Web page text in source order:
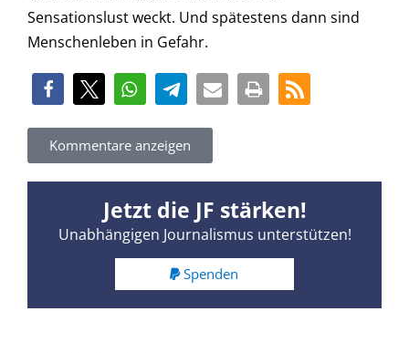
Sensationslust weckt. Und spätestens dann sind
Menschenleben in Gefahr.
Kommentare anzeigen
Jetzt die JF stärken!
Unabhängigen Journalismus unterstützen!
Spenden